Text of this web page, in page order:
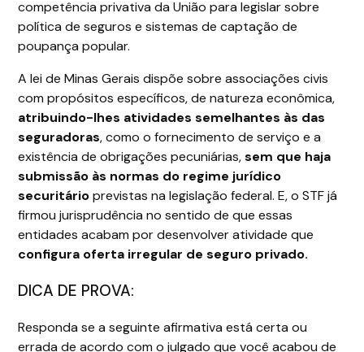
competência privativa da União para legislar sobre
política de seguros e sistemas de captação de
poupança popular.
A lei de Minas Gerais dispõe sobre associações civis
com propósitos específicos, de natureza econômica,
atribuindo-lhes atividades semelhantes às das
seguradoras, como o fornecimento de serviço e a
existência de obrigações pecuniárias,sem que haja
submissão às normas do regime jurídico
securitárioprevistas na legislação federal. E, o STF já
firmou jurisprudência no sentido de que essas
entidades acabam por desenvolver atividade que
configura oferta irregular de seguro privado.
DICA DE PROVA:
Responda se a seguinte afirmativa está certa ou
errada de acordo com o julgado que você acabou de